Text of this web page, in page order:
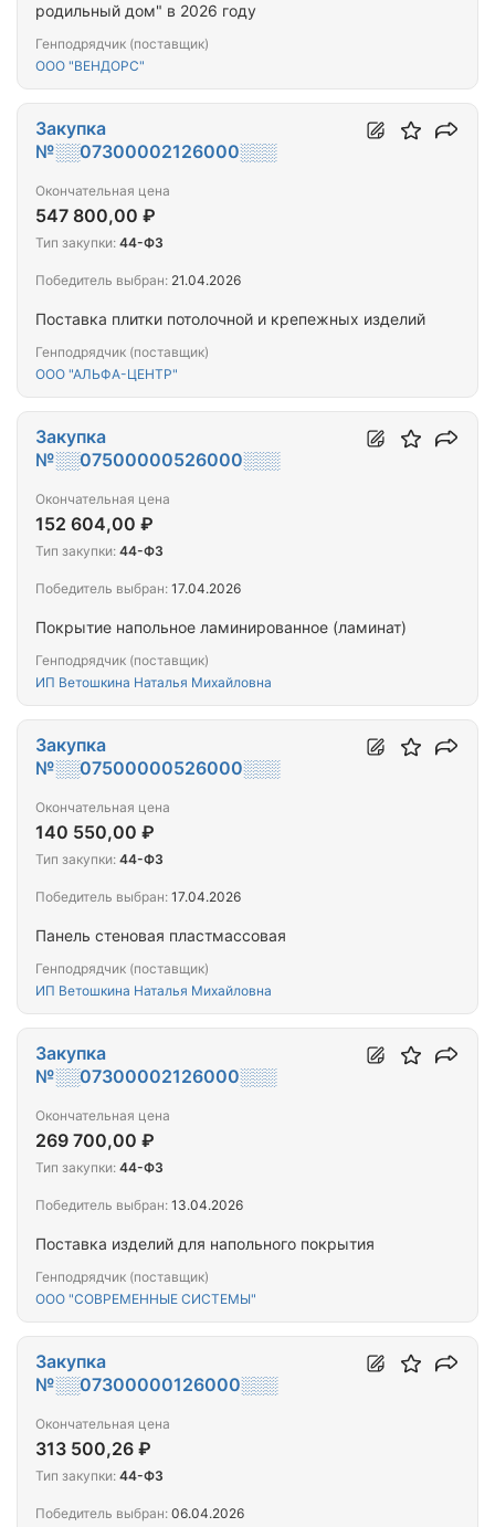
родильный дом" в 2026 году
Генподрядчик (поставщик)
ООО "ВЕНДОРС"
Поставка плитки потолочной и крепежных изделий
Генподрядчик (поставщик)
ООО "АЛЬФА-ЦЕНТР"
Закупка
№░░07300002126000░░░
Окончательная цена
547 800,00 ₽
Тип закупки: 44-ФЗ
Победитель выбран: 21.04.2026
Покрытие напольное ламинированное (ламинат)
Генподрядчик (поставщик)
ИП Ветошкина Наталья Михайловна
Закупка
№░░07500000526000░░░
Окончательная цена
152 604,00 ₽
Тип закупки: 44-ФЗ
Победитель выбран: 17.04.2026
Панель стеновая пластмассовая
Генподрядчик (поставщик)
ИП Ветошкина Наталья Михайловна
Закупка
№░░07500000526000░░░
Окончательная цена
140 550,00 ₽
Тип закупки: 44-ФЗ
Победитель выбран: 17.04.2026
Поставка изделий для напольного покрытия
Генподрядчик (поставщик)
ООО "СОВРЕМЕННЫЕ СИСТЕМЫ"
Закупка
№░░07300002126000░░░
Окончательная цена
269 700,00 ₽
Тип закупки: 44-ФЗ
Победитель выбран: 13.04.2026
Закупка
№░░07300000126000░░░
Окончательная цена
313 500,26 ₽
Тип закупки: 44-ФЗ
Победитель выбран: 06.04.2026